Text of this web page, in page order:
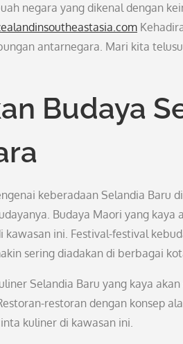
negara yang dikenal dengan
antarnegara. Mari kita
Budaya
keberadaan Selandia Baru
Budaya Maori yang
kawasan ini. Festival-festival
sering diadakan di berbagai
Selandia Baru yang kaya
restoran dengan konsep
kuliner di kawasan ini.